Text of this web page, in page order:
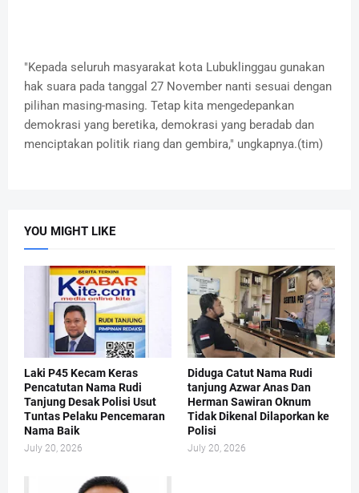
"Kepada seluruh masyarakat kota Lubuklinggau gunakan
hak suara pada tanggal 27 November nanti sesuai dengan
pilihan masing-masing. Tetap kita mengedepankan
demokrasi yang beretika, demokrasi yang beradab dan
menciptakan politik riang dan gembira," ungkapnya.(tim)
YOU MIGHT LIKE
Laki P45 Kecam Keras
Pencatutan Nama Rudi
Tanjung Desak Polisi Usut
Tuntas Pelaku Pencemaran
Nama Baik
July 20, 2026
Diduga Catut Nama Rudi
tanjung Azwar Anas Dan
Herman Sawiran Oknum
Tidak Dikenal Dilaporkan ke
Polisi
July 20, 2026